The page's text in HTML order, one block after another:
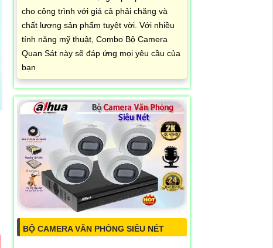
cho công trình với giá cả phải chăng và
chất lượng sản phẩm tuyệt vời. Với nhiều
tính năng mỹ thuật, Combo Bộ Camera
Quan Sát này sẽ đáp ứng mọi yêu cầu của
bạn
BỘ CAMERA VĂN PHÒNG SIÊU NÉT